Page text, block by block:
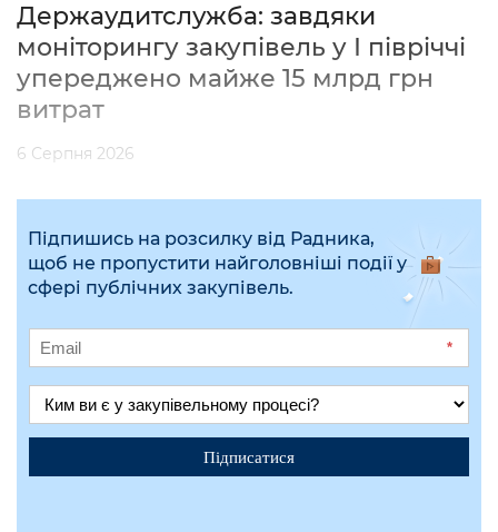
Держаудитслужба: завдяки
моніторингу закупівель у І півріччі
упереджено майже 15 млрд грн
витрат
6 Серпня 2026
Підпишись на розсилку від Радника,
щоб не пропустити найголовніші події у
сфері публічних закупівель.
*
Підписатися